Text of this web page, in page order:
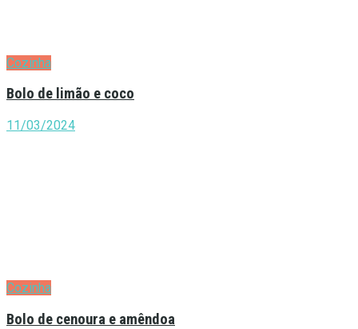
Cozinha
Bolo de limão e coco
11/03/2024
Cozinha
Bolo de cenoura e amêndoa